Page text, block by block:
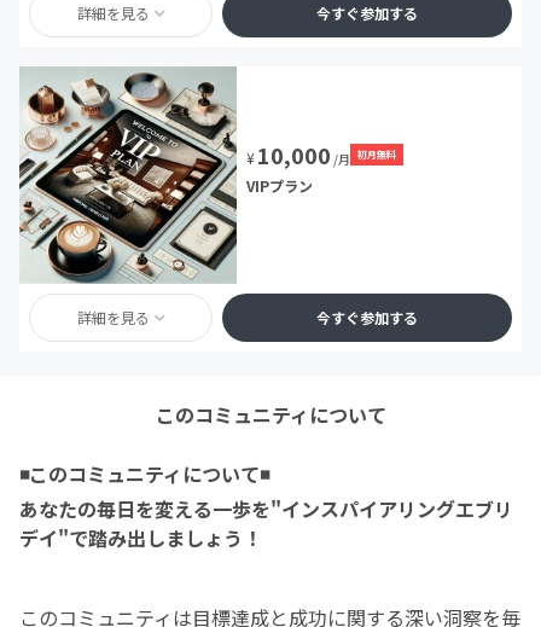
詳細を見る 今すぐ参加する
¥10,000 /月 初月無料
VIPプラン
詳細を見る 今すぐ参加する
このコミュニティについて
◾️このコミュニティについて◾️
あなたの毎日を変える一歩を"インスパイアリングエブリ
デイ"で踏み出しましょう！
このコミュニティは目標達成と成功に関する深い洞察を毎